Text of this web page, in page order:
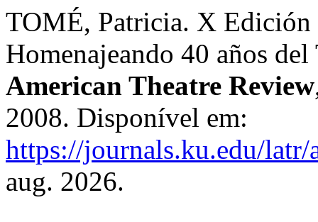
TOMÉ, Patricia. X Edición
Homenajeando 40 años
American Theatre Review
2008. Disponível em:
https://journals.ku.edu/
aug. 2026.